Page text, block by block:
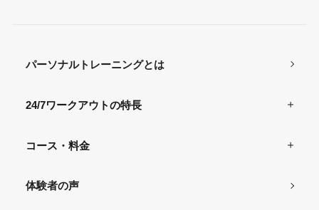
パーソナルトレーニングとは
24/7ワークアウトの特長
コース・料金
体験者の声